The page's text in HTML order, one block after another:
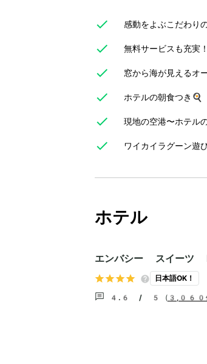
感動をよぶこだわり
無料サービスも充実
窓から海が見えるオ
ホテルの朝食つき🍳
現地の空港〜ホテル
ワイカイラグーン
ホテル
エンバシー スイーツ
日本語OK！
4.6 / 5 ( 3,060件